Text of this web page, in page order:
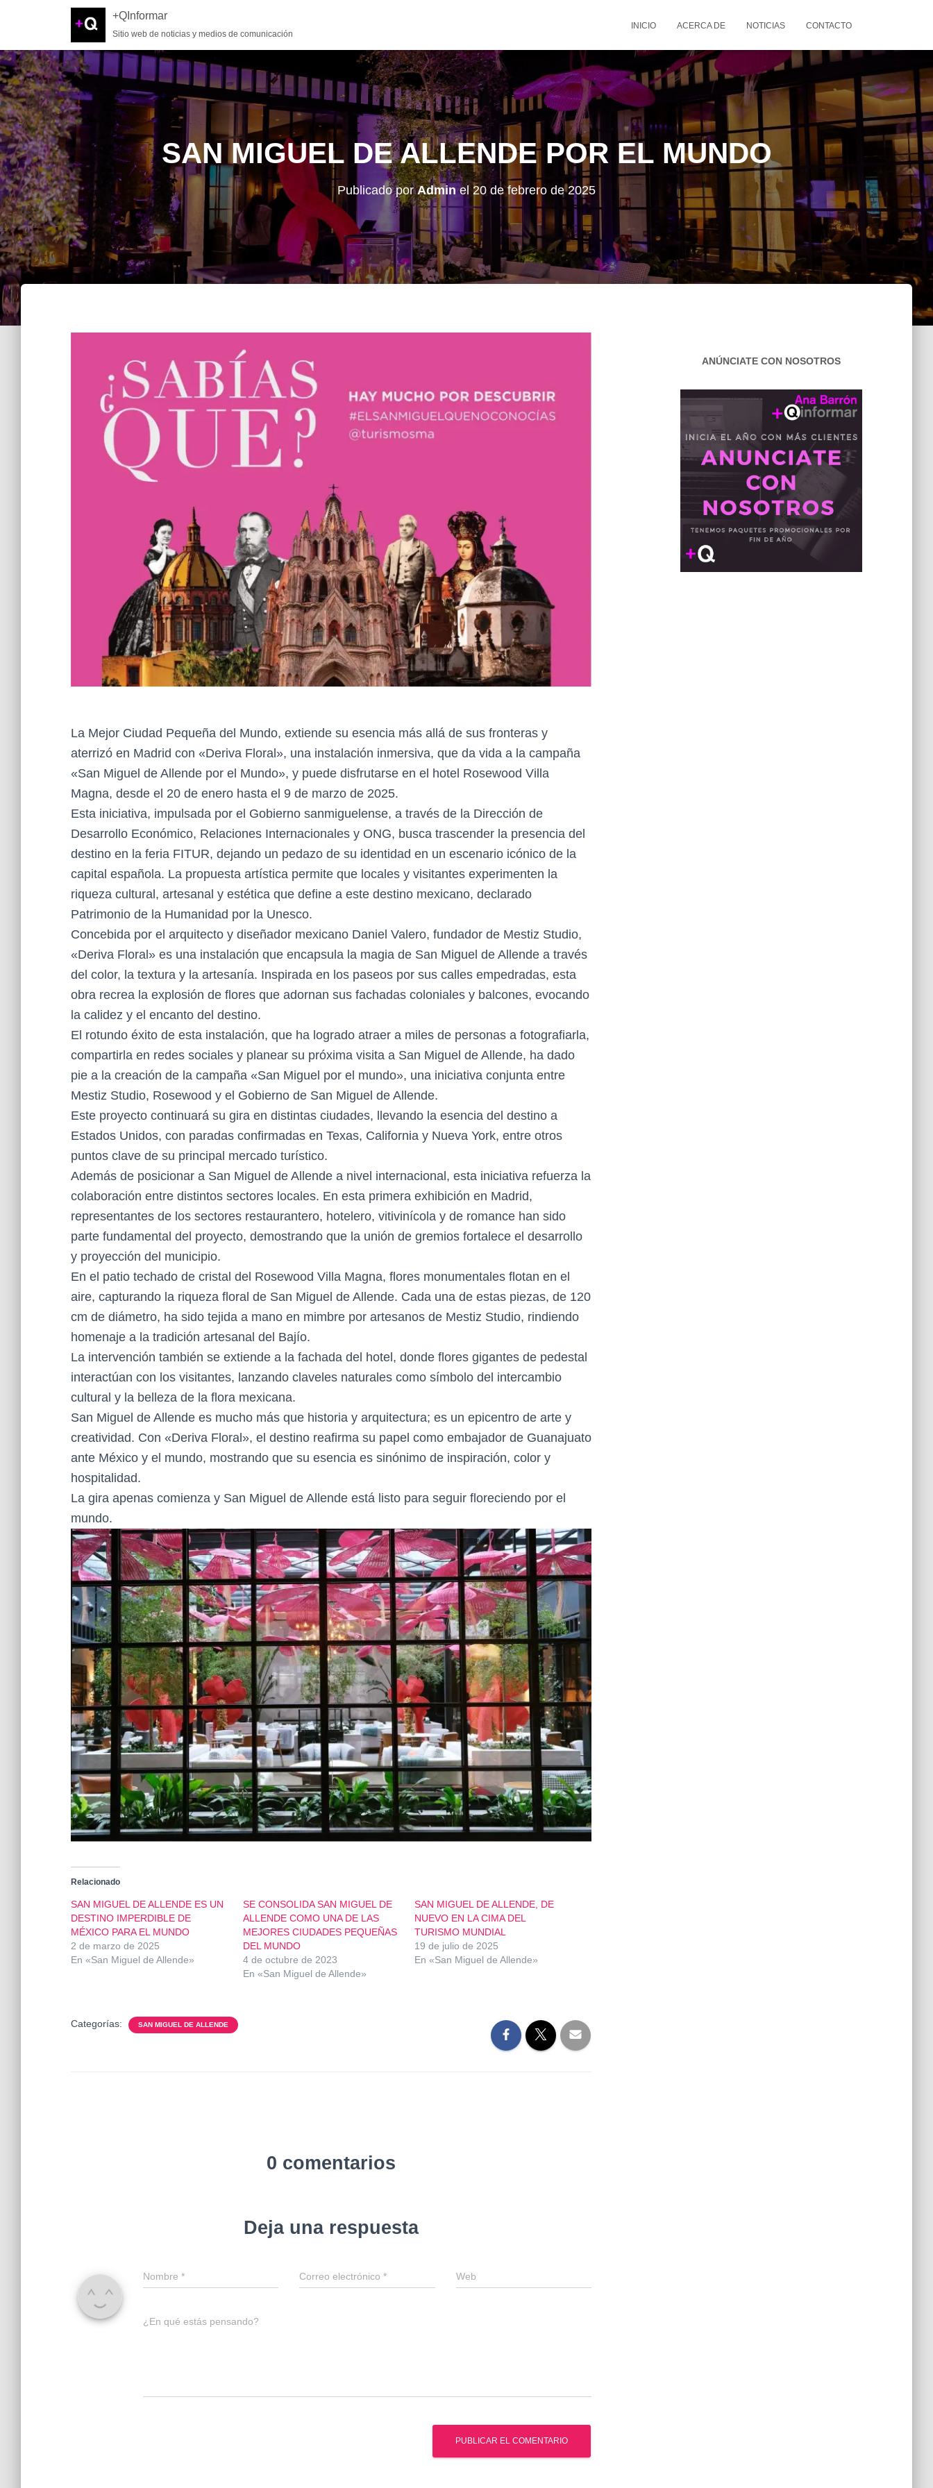
+QInformar
Sitio web de noticias y medios de comunicación
INICIO ACERCA DE NOTICIAS CONTACTO
SAN MIGUEL DE ALLENDE POR EL MUNDO
Publicado porAdminel20 de febrero de 2025
La Mejor Ciudad Pequeña del Mundo, extiende su esencia más allá de sus fronteras y
aterrizó en Madrid con «Deriva Floral», una instalación inmersiva, que da vida a la campaña
«San Miguel de Allende por el Mundo», y puede disfrutarse en el hotel Rosewood Villa
Magna, desde el 20 de enero hasta el 9 de marzo de 2025.
Esta iniciativa, impulsada por el Gobierno sanmiguelense, a través de la Dirección de
Desarrollo Económico, Relaciones Internacionales y ONG, busca trascender la presencia del
destino en la feria FITUR, dejando un pedazo de su identidad en un escenario icónico de la
capital española. La propuesta artística permite que locales y visitantes experimenten la
riqueza cultural, artesanal y estética que define a este destino mexicano, declarado
Patrimonio de la Humanidad por la Unesco.
Concebida por el arquitecto y diseñador mexicano Daniel Valero, fundador de Mestiz Studio,
«Deriva Floral» es una instalación que encapsula la magia de San Miguel de Allende a través
del color, la textura y la artesanía. Inspirada en los paseos por sus calles empedradas, esta
obra recrea la explosión de flores que adornan sus fachadas coloniales y balcones, evocando
la calidez y el encanto del destino.
El rotundo éxito de esta instalación, que ha logrado atraer a miles de personas a fotografiarla,
compartirla en redes sociales y planear su próxima visita a San Miguel de Allende, ha dado
pie a la creación de la campaña «San Miguel por el mundo», una iniciativa conjunta entre
Mestiz Studio, Rosewood y el Gobierno de San Miguel de Allende.
Este proyecto continuará su gira en distintas ciudades, llevando la esencia del destino a
Estados Unidos, con paradas confirmadas en Texas, California y Nueva York, entre otros
puntos clave de su principal mercado turístico.
Además de posicionar a San Miguel de Allende a nivel internacional, esta iniciativa refuerza la
colaboración entre distintos sectores locales. En esta primera exhibición en Madrid,
representantes de los sectores restaurantero, hotelero, vitivinícola y de romance han sido
parte fundamental del proyecto, demostrando que la unión de gremios fortalece el desarrollo
y proyección del municipio.
En el patio techado de cristal del Rosewood Villa Magna, flores monumentales flotan en el
aire, capturando la riqueza floral de San Miguel de Allende. Cada una de estas piezas, de 120
cm de diámetro, ha sido tejida a mano en mimbre por artesanos de Mestiz Studio, rindiendo
homenaje a la tradición artesanal del Bajío.
La intervención también se extiende a la fachada del hotel, donde flores gigantes de pedestal
interactúan con los visitantes, lanzando claveles naturales como símbolo del intercambio
cultural y la belleza de la flora mexicana.
San Miguel de Allende es mucho más que historia y arquitectura; es un epicentro de arte y
creatividad. Con «Deriva Floral», el destino reafirma su papel como embajador de Guanajuato
ante México y el mundo, mostrando que su esencia es sinónimo de inspiración, color y
hospitalidad.
La gira apenas comienza y San Miguel de Allende está listo para seguir floreciendo por el
mundo.
Relacionado
SAN MIGUEL DE ALLENDE ES UN
DESTINO IMPERDIBLE DE
MÉXICO PARA EL MUNDO
2 de marzo de 2025
En «San Miguel de Allende»
SE CONSOLIDA SAN MIGUEL DE
ALLENDE COMO UNA DE LAS
MEJORES CIUDADES PEQUEÑAS
DEL MUNDO
4 de octubre de 2023
En «San Miguel de Allende»
SAN MIGUEL DE ALLENDE, DE
NUEVO EN LA CIMA DEL
TURISMO MUNDIAL
19 de julio de 2025
En «San Miguel de Allende»
Categorías: SAN MIGUEL DE ALLENDE
0 comentarios
Deja una respuesta
Nombre * Correo electrónico* Web
¿En qué estás pensando?
ANÚNCIATE CON NOSOTROS